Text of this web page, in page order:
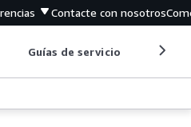
Contacte con nosotros
Guías de servicio